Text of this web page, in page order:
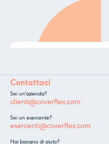
Contattaci
Sei un'azienda?
clienti@coverflex.com
Sei un esercente?
esercenti@coverflex.com
Hai bisogno di aiuto?
policy..
Accettare